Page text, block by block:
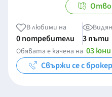
В любими на
0 потребители 3 пъти
Обявата е качена на 03 юни
Свържи се с